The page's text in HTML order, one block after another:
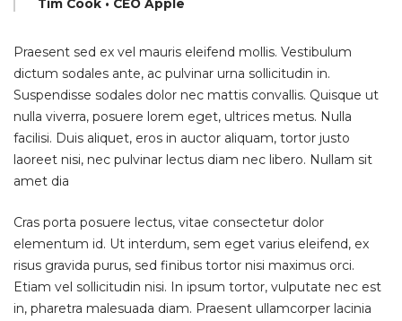
Tim Cook • CEO Apple
Praesent sed ex vel mauris eleifend mollis. Vestibulum
dictum sodales ante, ac pulvinar urna sollicitudin in.
Suspendisse sodales dolor nec mattis convallis. Quisque ut
nulla viverra, posuere lorem eget, ultrices metus. Nulla
facilisi. Duis aliquet, eros in auctor aliquam, tortor justo
laoreet nisi, nec pulvinar lectus diam nec libero. Nullam sit
amet dia
Cras porta posuere lectus, vitae consectetur dolor
elementum id. Ut interdum, sem eget varius eleifend, ex
risus gravida purus, sed finibus tortor nisi maximus orci.
Etiam vel sollicitudin nisi. In ipsum tortor, vulputate nec est
in, pharetra malesuada diam. Praesent ullamcorper lacinia